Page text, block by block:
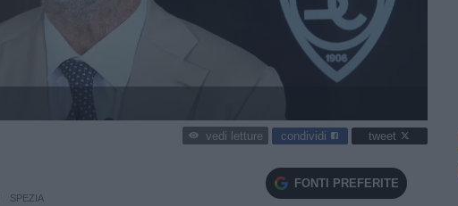
vedi letture condividi tweet
SPEZIA
FONTI PREFERITE